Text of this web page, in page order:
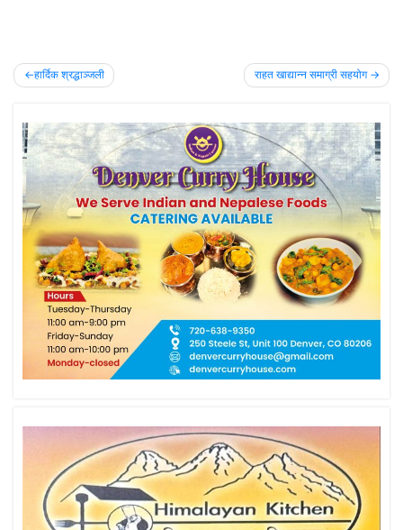
Postहार्दिक श्रद्धाञ्जली राहत खाद्यान्न समाग्री सहयोग